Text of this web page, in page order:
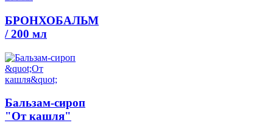
БРОНХОБАЛЬМ
/ 200 мл
Бальзам-сироп
"От кашля"